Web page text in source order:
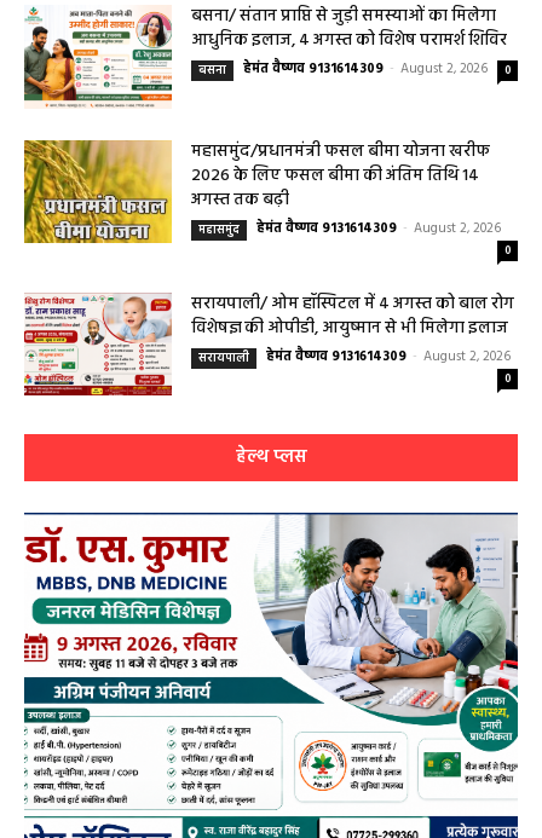
बसना/ संतान प्राप्ति से जुड़ी समस्याओं का मिलेगा
आधुनिक इलाज, 4 अगस्त को विशेष परामर्श शिविर
बसना हेमंत वैष्णव 9131614309 - August 2, 2026 0
महासमुंद/प्रधानमंत्री फसल बीमा योजना खरीफ
2026 के लिए फसल बीमा की अंतिम तिथि 14
अगस्त तक बढ़ी
महासमुंद हेमंत वैष्णव 9131614309 - August 2, 2026
0
सरायपाली/ ओम हॉस्पिटल में 4 अगस्त को बाल रोग
विशेषज्ञ की ओपीडी, आयुष्मान से भी मिलेगा इलाज
सरायपाली हेमंत वैष्णव 9131614309 - August 2, 2026
0
हेल्थ प्लस